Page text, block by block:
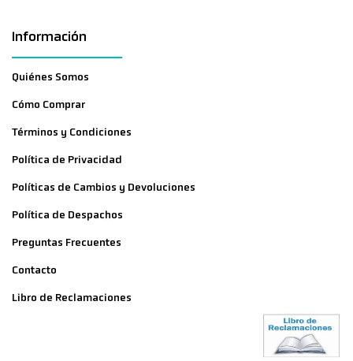
Información
Quiénes Somos
Cómo Comprar
Términos y Condiciones
Política de Privacidad
Políticas de Cambios y Devoluciones
Política de Despachos
Preguntas Frecuentes
Contacto
Libro de Reclamaciones